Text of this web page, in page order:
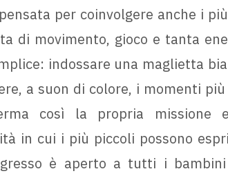
per coinvolgere anche i
di movimento, gioco e tanta
indossare una maglietta
a suon di colore, i momenti più
così la propria missione
in cui i più piccoli possono
è aperto a tutti i